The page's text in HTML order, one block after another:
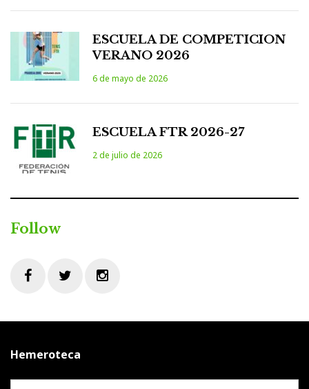
ESCUELA DE COMPETICION
VERANO 2026
6 de mayo de 2026
ESCUELA FTR 2026-27
2 de julio de 2026
Follow
Hemeroteca
Hemeroteca